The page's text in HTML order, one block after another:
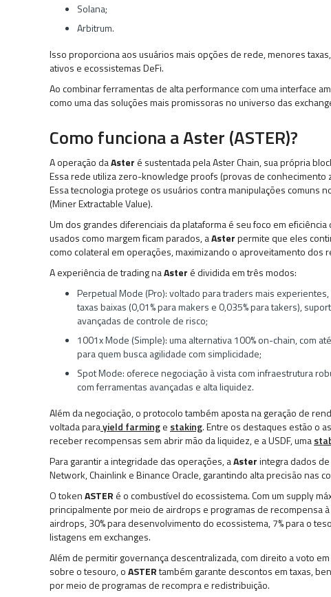
Solana;
Arbitrum.
Isso proporciona aos usuários mais opções de rede, menores
ativos e ecossistemas DeFi.
Ao combinar ferramentas de alta performance com uma interface
como uma das soluções mais promissoras no universo das
Como funciona a Aster (ASTER)?
A operação daAster é sustentada pela Aster Chain, sua própria
Essa rede utiliza zero-knowledge proofs (provas de conhecimento
Essa tecnologia protege os usuários contra manipulações comuns
(Miner Extractable Value).
Um dos grandes diferenciais da plataforma é seu foco em
usados como margem ficam parados, aAsterpermite que eles
como colateral em operações, maximizando o aproveitamento dos
A experiência de trading naAster é dividida em três modos:
Perpetual Mode (Pro): voltado para traders mais
taxas baixas (0,01% para makers e 0,035% para takers),
avançadas de controle de risco;
1001x Mode (Simple): uma alternativa 100% on-chain, com
para quem busca agilidade com simplicidade;
Spot Mode: oferece negociação à vista com infraestrutura
com ferramentas avançadas e alta liquidez.
Além da negociação, o protocolo também aposta na geração de
voltada parayield farminge staking. Entre os destaques estão o
receber recompensas sem abrir mão da liquidez, e a USDF, uma
Para garantir a integridade das operações, aAsterintegra dados
Network, Chainlink e Binance Oracle, garantindo alta precisão nas
O tokenASTER é o combustível do ecossistema. Com um supply
principalmente por meio de airdrops e programas de recompensa
airdrops, 30% para desenvolvimento do ecossistema, 7% para o
listagens em exchanges.
Além de permitir governança descentralizada, com direito a voto
sobre o tesouro, oASTERtambém garante descontos em taxas,
por meio de programas de recompra e redistribuição.